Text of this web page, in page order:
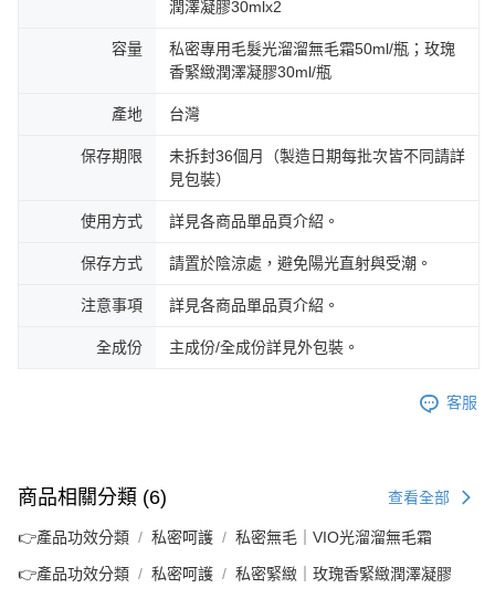
潤澤凝膠30mlx2
容量
私密專用毛髮光溜溜無毛霜50ml/瓶；玫瑰
香緊緻潤澤凝膠30ml/瓶
產地 台灣
保存期限
未拆封36個月（製造日期每批次皆不同請詳
見包裝）
使用方式 詳見各商品單品頁介紹。
保存方式 請置於陰涼處，避免陽光直射與受潮。
注意事項 詳見各商品單品頁介紹。
全成份 主成份/全成份詳見外包裝。
客服
商品相關分類 (6) 查看全部
👉產品功效分類 私密呵護 私密無毛｜VIO光溜溜無毛霜
👉產品功效分類 私密呵護 私密緊緻｜玫瑰香緊緻潤澤凝膠